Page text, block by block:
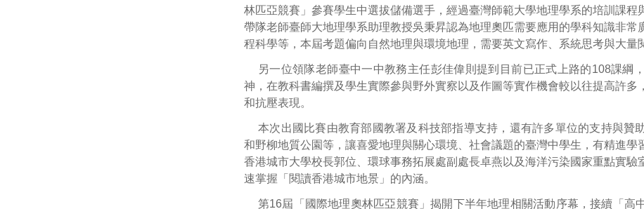
林匹亞競賽」參賽學生中選拔儲備選手，經過臺灣師範大學地理學系的培訓課程
帶隊老師臺師大地理學系助理教授吳秉昇認為地理奧匹需要應用的學科知識非常
程科學等，本屆考題偏向自然地理與環境地理，需要英文寫作、系統思考與大量
另一位領隊老師臺中一中教務主任彭佳偉則提到目前已正式上路的108課綱
神，在教科書編撰及學生實際參與野外實察以及作圖等實作機會較以往提高許多
和抗壓表現。
本次出國比賽由教育部國教署及科技部指導支持，還有許多單位的支持與贊
和野柳地質公園等，讓喜愛地理與關心環境、社會議題的臺灣中學生，有精進學
香港城市大學校長郭位、環球事務拓展處副處長卓燕以及海洋污染國家重點實驗
速掌握「閱讀香港城市地景」的內涵。
第16屆「國際地理奧林匹亞競賽」揭開下半年地理相關活動序幕，接續「高